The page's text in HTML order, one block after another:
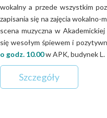
wokalny a przede wszystkim
zapisania się na zajęcia wokalno-
scena muzyczna w
się wesołym śpiewem i
o godz. 10.00w APK, budynek L.
Szczegóły